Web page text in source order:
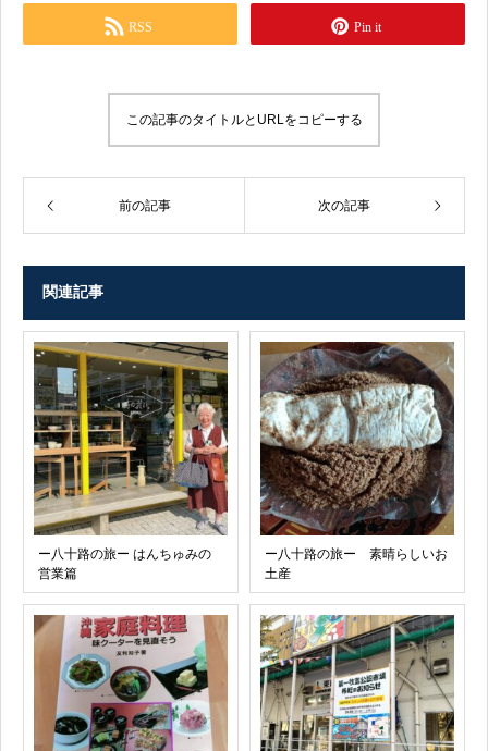
RSS Pin it
この記事のタイトルとURLをコピーする
前の記事 次の記事
関連記事
ー八十路の旅ー はんちゅみの
営業篇
ー八十路の旅ー 素晴らしいお
土産